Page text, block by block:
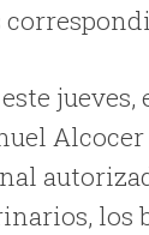
Alcocer
los